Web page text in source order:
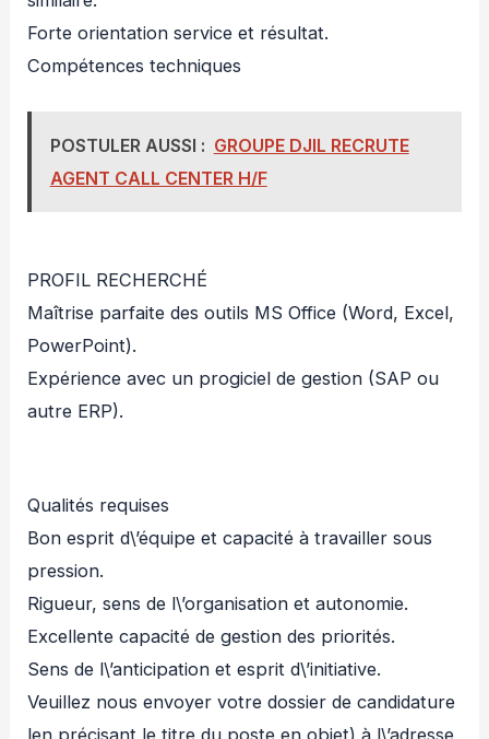
Forte orientation service et résultat.
Compétences techniques
POSTULER AUSSI : GROUPE DJIL RECRUTE
AGENT CALL CENTER H/F
PROFIL RECHERCHÉ
Maîtrise parfaite des outils MS Office (Word, Excel,
PowerPoint).
Expérience avec un progiciel de gestion (SAP ou
autre ERP).
Qualités requises
Bon esprit d\’équipe et capacité à travailler sous
pression.
Rigueur, sens de l\’organisation et autonomie.
Excellente capacité de gestion des priorités.
Sens de l\’anticipation et esprit d\’initiative.
Veuillez nous envoyer votre dossier de candidature